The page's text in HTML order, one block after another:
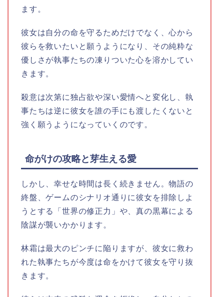
ます。
彼女は自分の命を守るためだけでなく、心から
彼らを救いたいと願うようになり、その純粋な
優しさが執事たちの凍りついた心を溶かしてい
きます。
殺意は次第に独占欲や深い愛情へと変化し、執
事たちは逆に彼女を誰の手にも渡したくないと
強く願うようになっていくのです。
命がけの攻略と芽生える愛
しかし、幸せな時間は長く続きません。物語の
終盤、ゲームのシナリオ通りに彼女を排除しよ
うとする「世界の修正力」や、真の黒幕による
陰謀が襲いかかります。
林霜は最大のピンチに陥りますが、彼女に救わ
れた執事たちが今度は命をかけて彼女を守り抜
きます。